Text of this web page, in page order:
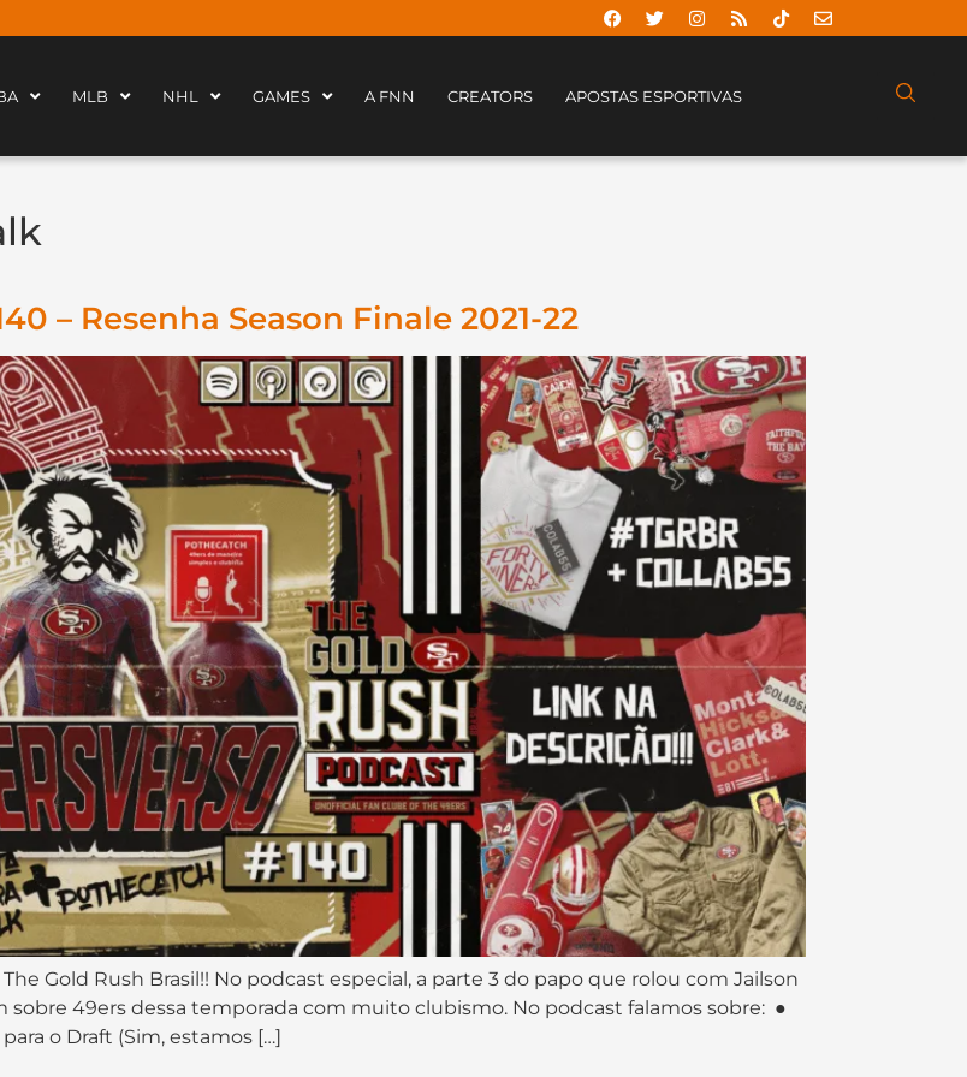
MLB NHL GAMES A FNN CREATORS APOSTAS ESPORTIVAS
– Resenha Season Finale 2021-22
Gold Rush Brasil!! No podcast especial, a parte 3 do papo que rolou com Jailson
sobre 49ers dessa temporada com muito clubismo. No podcast falamos sobre: ●
o Draft (Sim, estamos […]